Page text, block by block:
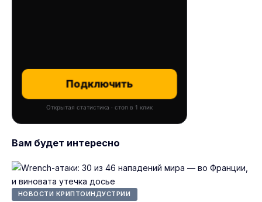
Подключить
Открытая статистика · стоп в 1 клик
Вам будет интересно
НОВОСТИ КРИПТОИНДУСТРИИ